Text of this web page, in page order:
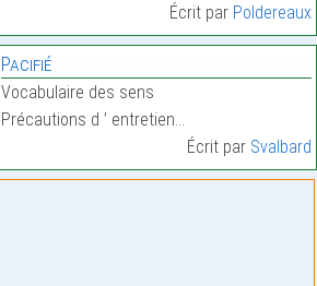
Écrit par Poldereaux
Pacifié
Vocabulaire des sens
Précautions d ’ entretien…
Écrit par Svalbard